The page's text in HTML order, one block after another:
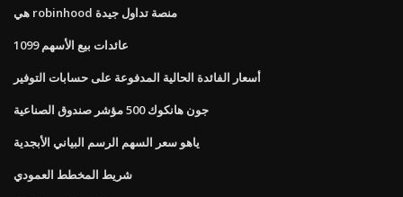
هي robinhood منصة تداول جيدة
1099 عائدات بيع الأسهم
أسعار الفائدة الحالية المدفوعة على حسابات التوفير
جون هانكوك 500 مؤشر صندوق الصناعية
ياهو سعر السهم الرسم البياني الأبجدية
شريط المخطط العمودي